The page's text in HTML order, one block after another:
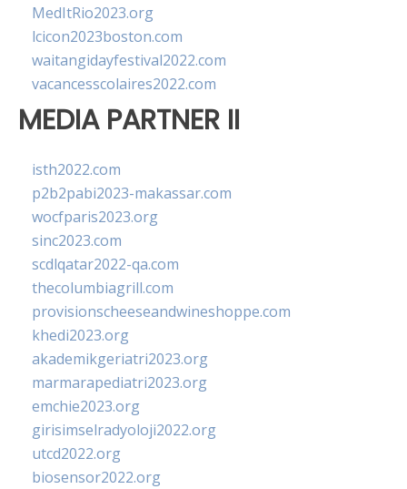
MedItRio2023.org
lcicon2023boston.com
waitangidayfestival2022.com
vacancesscolaires2022.com
MEDIA PARTNER II
isth2022.com
p2b2pabi2023-makassar.com
wocfparis2023.org
sinc2023.com
scdlqatar2022-qa.com
thecolumbiagrill.com
provisionscheeseandwineshoppe.com
khedi2023.org
akademikgeriatri2023.org
marmarapediatri2023.org
emchie2023.org
girisimselradyoloji2022.org
utcd2022.org
biosensor2022.org